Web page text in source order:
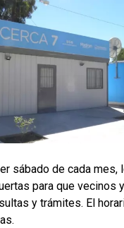
sábado de cada mes,
para que vecinos
y trámites. El